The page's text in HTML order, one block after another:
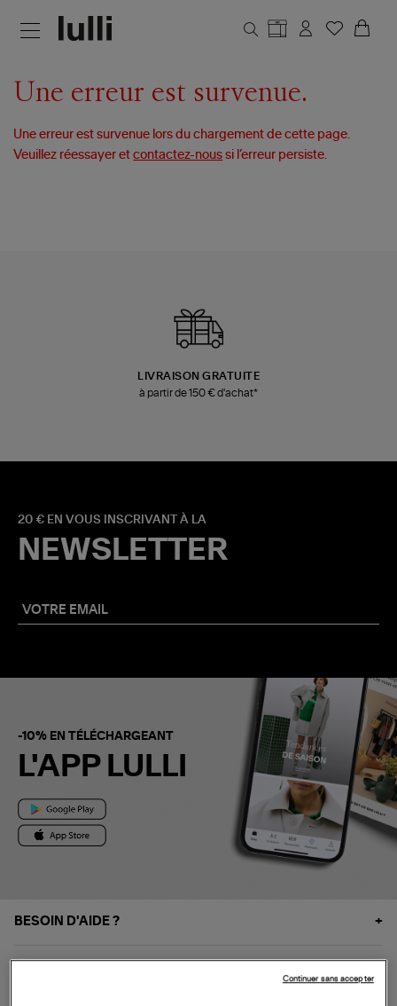
Une erreur est survenue.
Une erreur est survenue lors du chargement de cette page.
Veuillez réessayer etcontactez-nous si l’erreur persiste.
LIVRAISON GRATUITE
à partir de 150 € d'achat*
20 € EN VOUS INSCRIVANT À LA
NEWSLETTER
-10% EN TÉLÉCHARGEANT
L'APP LULLI
BESOIN D'AIDE ?
Continuer sans accepter